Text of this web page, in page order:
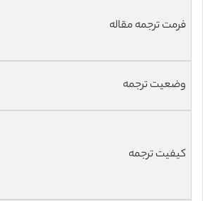
فرمت ترجمه مقاله
وضعیت ترجمه
کیفیت ترجمه